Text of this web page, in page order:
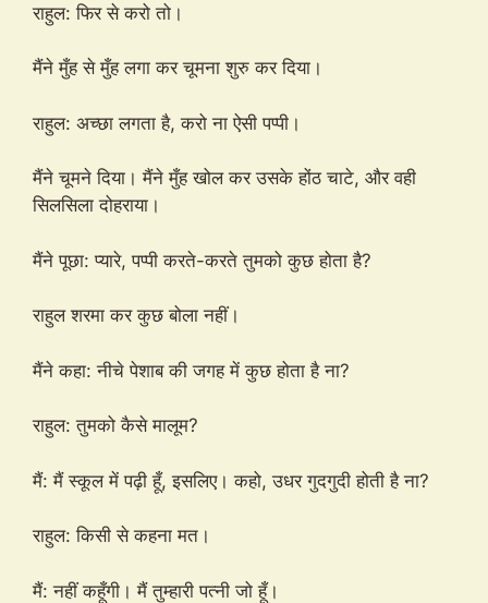
राहुल: फिर से करो तो।
मैंने मुँह से मुँह लगा कर चूमना शुरु कर दिया।
राहुल: अच्छा लगता है, करो ना ऐसी पप्पी।
मैंने चूमने दिया। मैंने मुँह खोल कर उसके होंठ चाटे, और वही
सिलसिला दोहराया।
मैंने पूछा: प्यारे, पप्पी करते-करते तुमको कुछ होता है?
राहुल शरमा कर कुछ बोला नहीं।
मैंने कहा: नीचे पेशाब की जगह में कुछ होता है ना?
राहुल: तुमको कैसे मालूम?
मैं: मैं स्कूल में पढ़ी हूँ, इसलिए। कहो, उधर गुदगुदी होती है ना?
राहुल: किसी से कहना मत।
मैं: नहीं कहूँगी। मैं तुम्हारी पत्नी जो हूँ।